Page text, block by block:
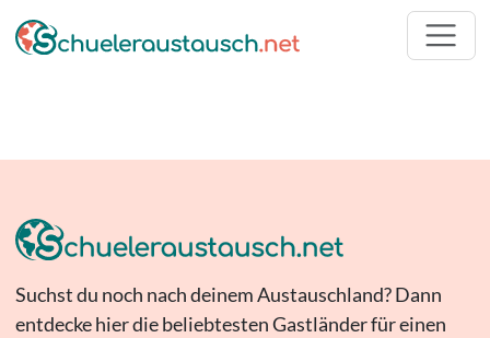
Suchst du noch nach deinem Austauschland? Dann
entdecke hier die beliebtesten Gastländer für einen